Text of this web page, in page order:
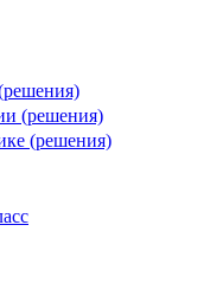
(решения)
(решения)